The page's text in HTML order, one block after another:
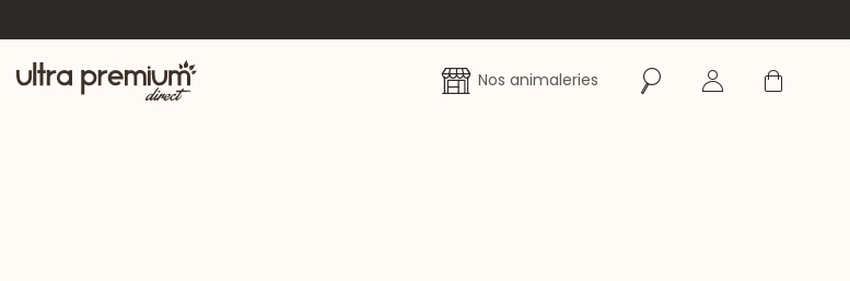
Accueil Nos animaleries RechercherSe connecter
Panier